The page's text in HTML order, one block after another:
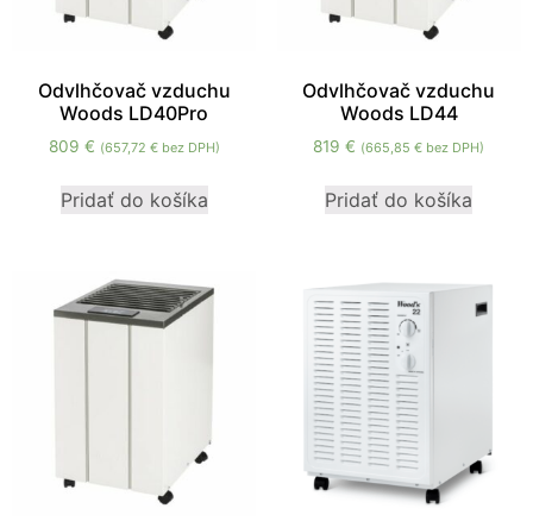
Odvlhčovač vzduchu
Woods LD40Pro
809 € (657,72 €bez DPH)
Pridať do košíka
Odvlhčovač vzduchu
Woods LD44
819€ (665,85€ bez DPH)
Pridať do košíka
webovej
Štatistiky
Aby sme
zlepšiť
stránky na
základe
spôsobu
používania
webovej
stránky.
Používateľská